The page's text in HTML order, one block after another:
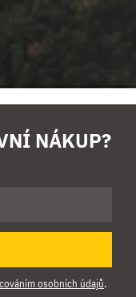
NÁKUP?
osobních údajů.